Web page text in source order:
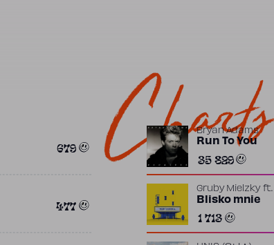
679
477
Charts
Bryan Adams
Run To You
35 829
Gruby Mielzkyft.
Returners
Blisko mnie
1 713